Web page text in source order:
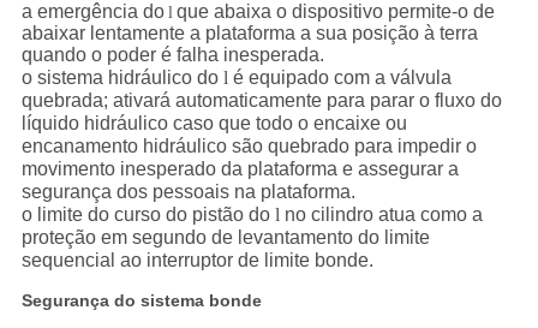
a emergência do l que abaixa o dispositivo permite-o de
abaixar lentamente a plataforma a sua posição à terra
quando o poder é falha inesperada.
o sistema hidráulico do l é equipado com a válvula
quebrada; ativará automaticamente para parar o fluxo do
líquido hidráulico caso que todo o encaixe ou
encanamento hidráulico são quebrado para impedir o
movimento inesperado da plataforma e assegurar a
segurança dos pessoais na plataforma.
o limite do curso do pistão do l no cilindro atua como a
proteção em segundo de levantamento do limite
sequencial ao interruptor de limite bonde.
Segurança do sistema bonde